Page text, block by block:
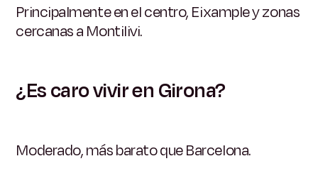
Principalmente en el centro, Eixample y zonas
cercanas a Montilivi.
¿Es caro vivir en Girona?
Moderado, más barato que Barcelona.